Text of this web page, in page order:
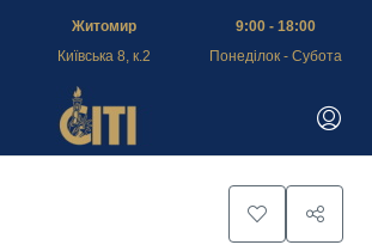
Житомир
Київська 8, к.2
9:00 - 18:00
Понеділок - Субота